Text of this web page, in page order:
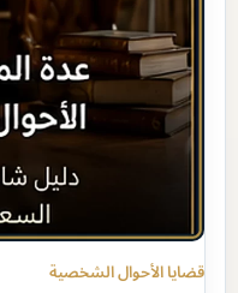
قضايا الأحوال الشخصية